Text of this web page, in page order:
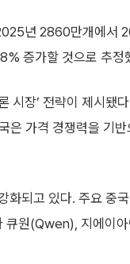
년 2860만개에서
증가할 것으로 추정
시장’ 전략이 제시
가격 경쟁력을 기
되고 있다. 주요 중
큐원(Qwen), 지에이